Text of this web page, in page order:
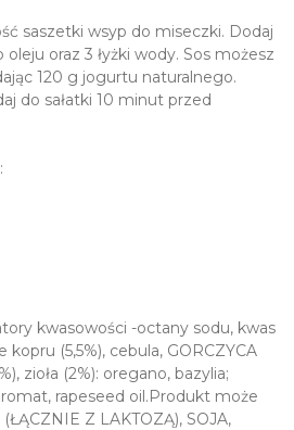
saszetki wsyp do miseczki. Dodaj
oleju oraz 3 łyżki wody. Sos możesz
120 g jogurtu naturalnego.
do sałatki 10 minut przed
kwasowości -octany sodu, kwas
kopru (5,5%), cebula, GORCZYCA
zioła (2%): oregano, bazylia;
rapeseed oil.Produkt może
Z LAKTOZĄ), SOJA,